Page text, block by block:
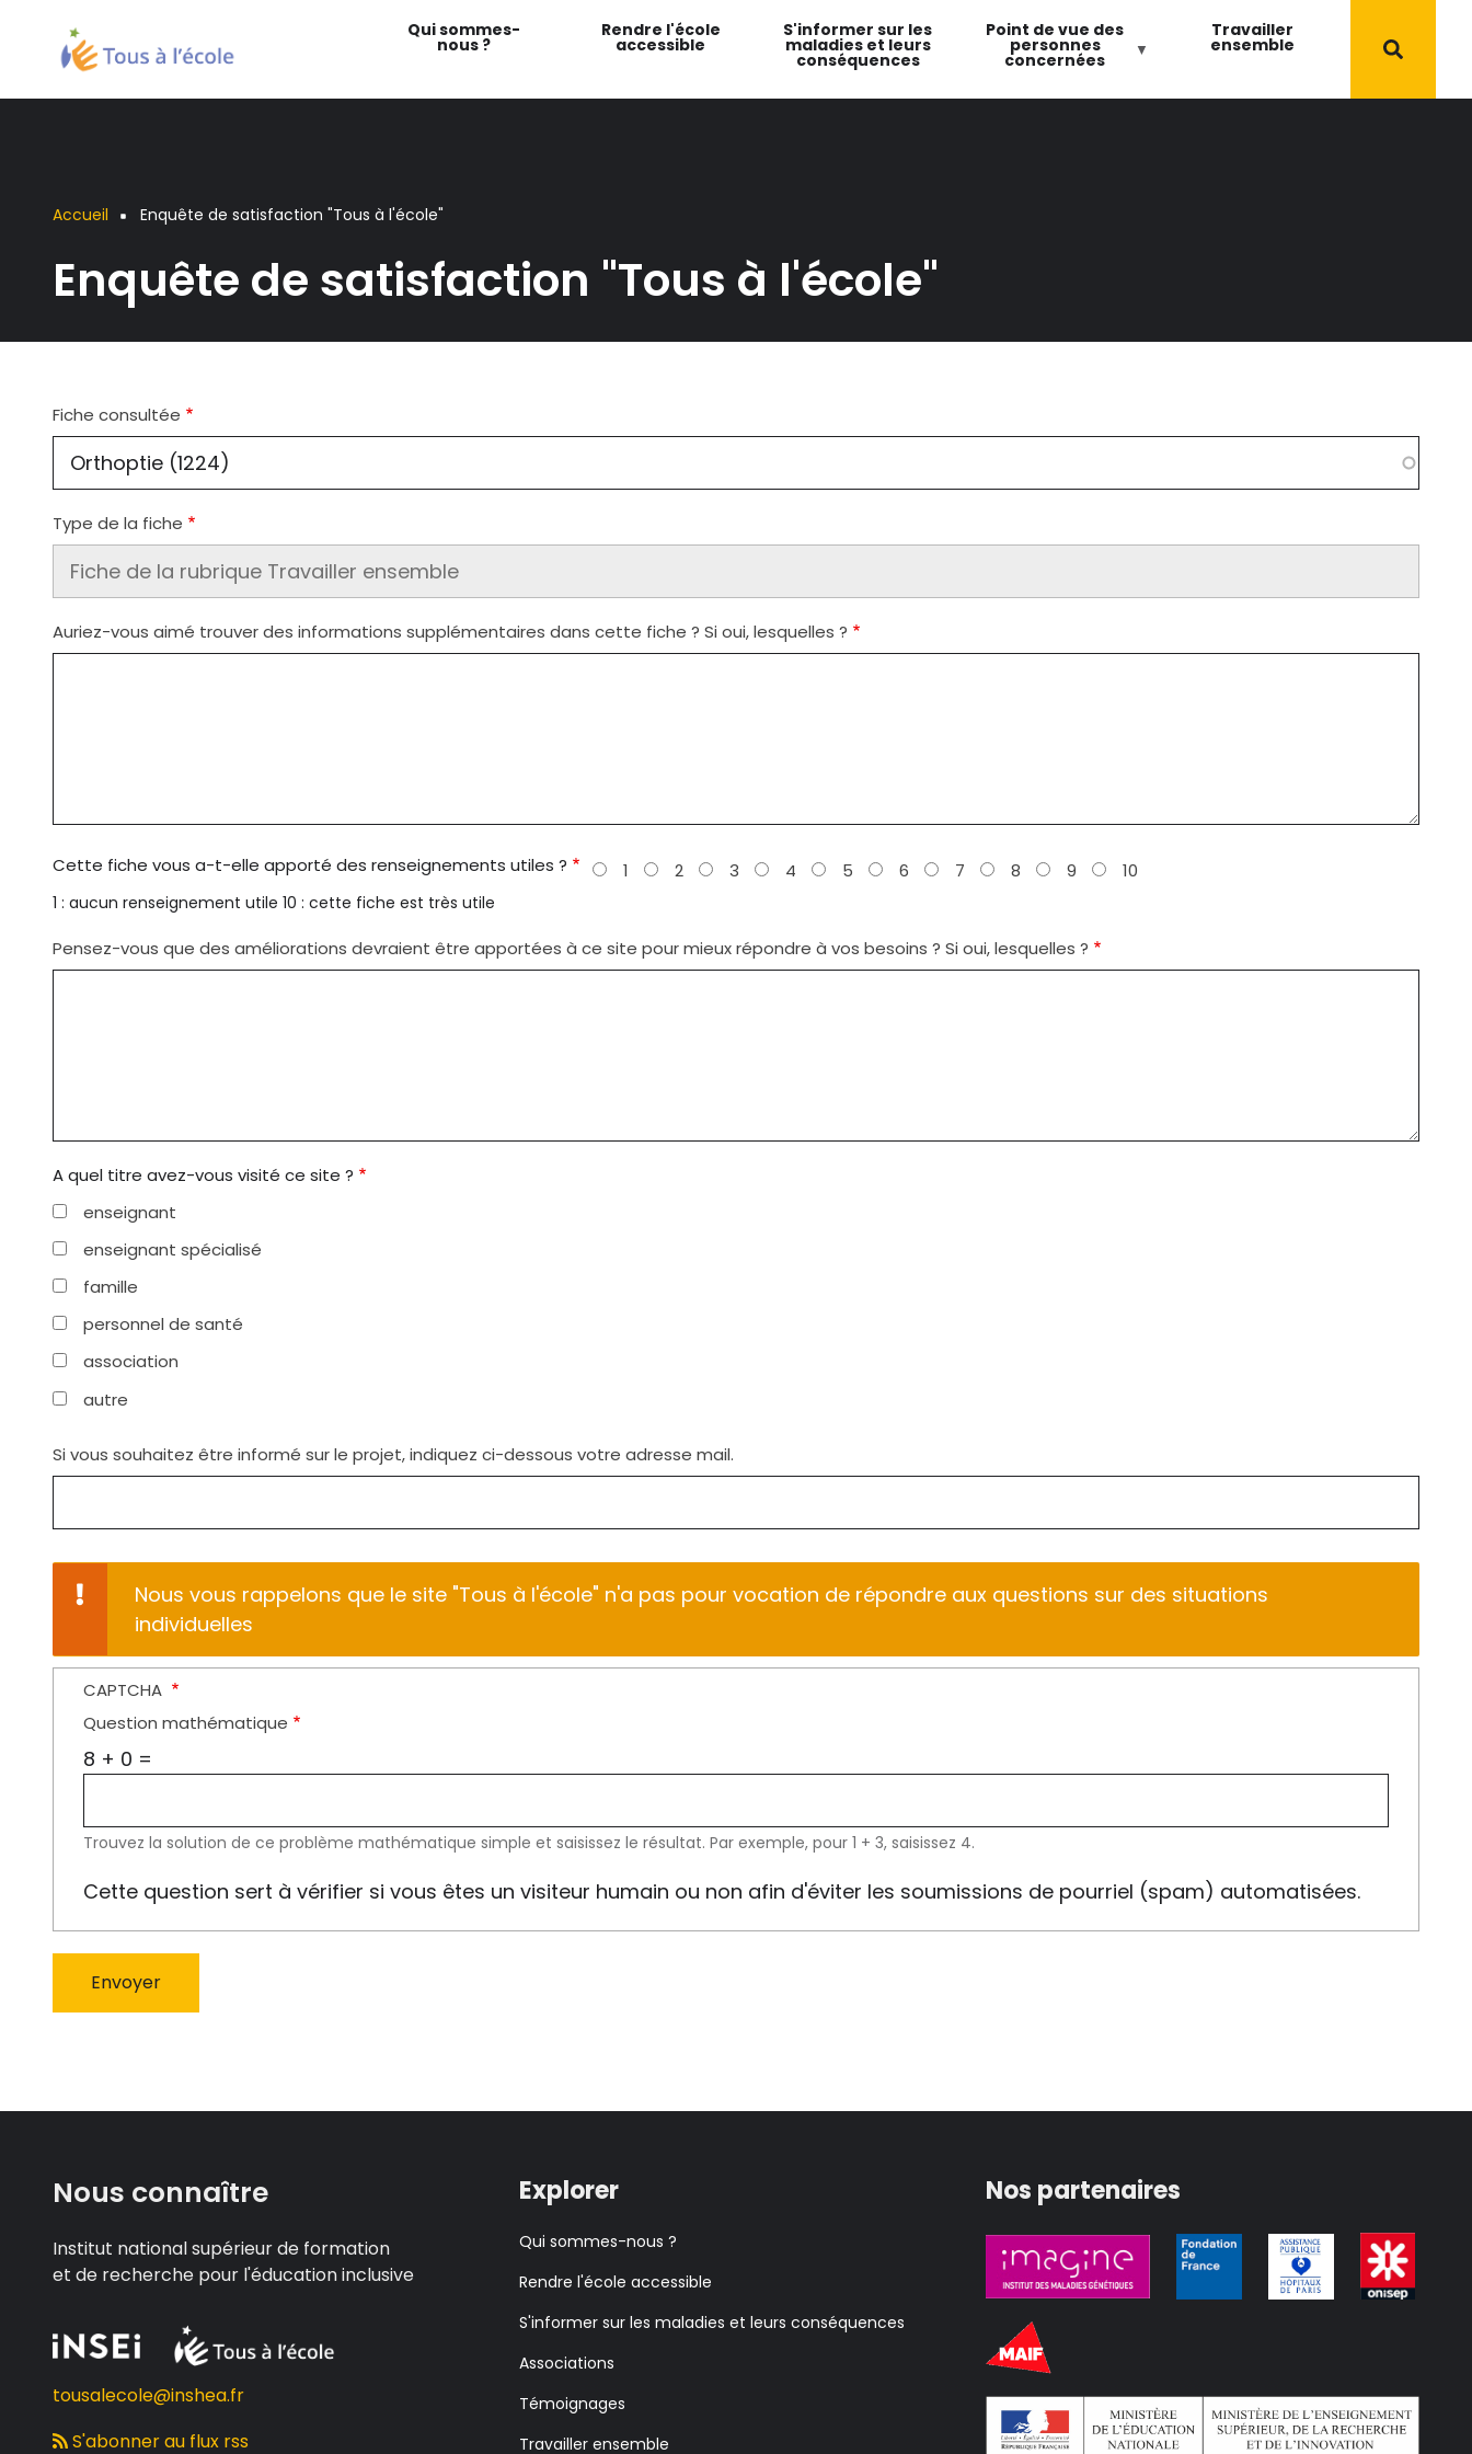
contenu
principal
Qui sommes-
nous ?
Rendre l'école
accessible
S'informer sur les
maladies et leurs
conséquences
Point de vue des
personnes
concernées
Travailler
ensemble
d'Ariane
Accueil Enquête de satisfaction "Tous à l'école"
Enquête de satisfaction "Tous à l'école"
Fiche consultée
Type de la fiche
Auriez-vous aimé trouver des informations supplémentaires dans cette fiche ? Si oui, lesquelles ?
Cette fiche vous a-t-elle apporté des renseignements utiles ? 1 2 3 4 5 6 7 8 9 10
1 : aucun renseignement utile 10 : cette fiche est très utile
Pensez-vous que des améliorations devraient être apportées à ce site pour mieux répondre à vos besoins ? Si oui, lesquelles ?
A quel titre avez-vous visité ce site ?
enseignant
enseignant spécialisé
famille
personnel de santé
association
autre
Si vous souhaitez être informé sur le projet, indiquez ci-dessous votre adresse mail.
Nous vous rappelons que le site "Tous à l'école" n'a pas pour vocation de répondre aux questions sur des situations
individuelles
CAPTCHA
Question mathématique
8 + 0 =
Trouvez la solution de ce problème mathématique simple et saisissez le résultat. Par exemple, pour 1 + 3, saisissez 4.
Cette question sert à vérifier si vous êtes un visiteur humain ou non afin d'éviter les soumissions de pourriel (spam) automatisées.
Nous connaître
Institut national supérieur de formation
et de recherche pour l'éducation inclusive
tousalecole@inshea.fr
S'abonner au flux rss
Explorer
Qui sommes-nous ?
Rendre l'école accessible
S'informer sur les maladies et leurs conséquences
Associations
Témoignages
Travailler ensemble
Nos partenaires